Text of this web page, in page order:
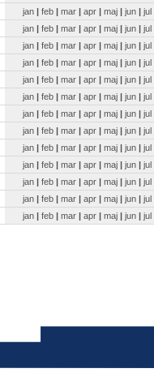
jan | feb | mar | apr | maj | jun | jul
jan | feb | mar | apr | maj | jun | jul
jan | feb | mar | apr | maj | jun | jul
jan | feb | mar | apr | maj | jun | jul
jan | feb | mar | apr | maj | jun | jul
jan | feb | mar | apr | maj | jun | jul
jan | feb | mar | apr | maj | jun | jul
jan | feb | mar | apr | maj | jun | jul
jan | feb | mar | apr | maj | jun | jul
jan | feb | mar | apr | maj | jun | jul
jan | feb | mar | apr | maj | jun | jul
jan | feb | mar | apr | maj | jun | jul
jan | feb | mar | apr | maj | jun | jul